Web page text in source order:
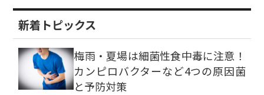
新着トピックス
梅雨・夏場は細菌性食中毒に注意！
カンピロバクターなど4つの原因菌
と予防対策